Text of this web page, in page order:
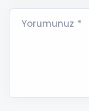
Yorumunuz *